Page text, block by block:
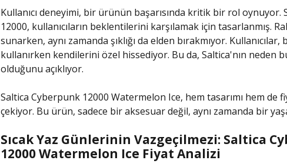
Kullanıcı deneyimi, bir ürünün başarısında kritik bir rol oynuyor.
12000, kullanıcıların beklentilerini karşılamak için tasarlanmış.
sunarken, aynı zamanda şıklığı da elden bırakmıyor.
kullanırken kendilerini özel hissediyor. Bu da, Saltica'nın neden
olduğunu açıklıyor.
Saltica Cyberpunk 12000 Watermelon Ice, hem tasarımı hem de
çekiyor. Bu ürün, sadece bir aksesuar değil, aynı zamanda bir
Sıcak Yaz Günlerinin Vazgeçilmezi: Saltica
12000 Watermelon Ice Fiyat Analizi